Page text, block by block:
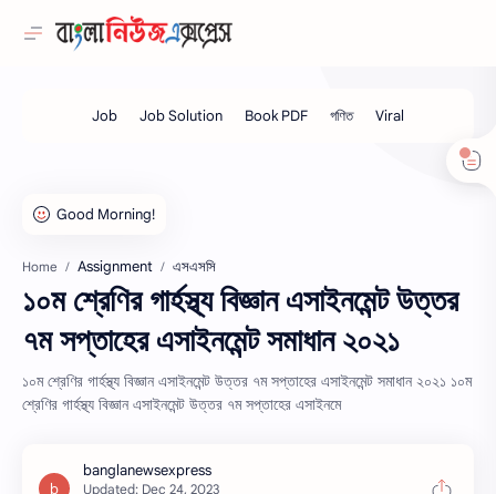
Home Assignment এসএসসি
১০ম শ্রেণির গার্হস্থ্য বিজ্ঞান এসাইনমেন্ট উত্তর
৭ম সপ্তাহের এসাইনমেন্ট সমাধান ২০২১
১০ম শ্রেণির গার্হস্থ্য বিজ্ঞান এসাইনমেন্ট উত্তর ৭ম সপ্তাহের এসাইনমেন্ট সমাধান ২০২১ ১০ম
শ্রেণির গার্হস্থ্য বিজ্ঞান এসাইনমেন্ট উত্তর ৭ম সপ্তাহের এসাইনমে